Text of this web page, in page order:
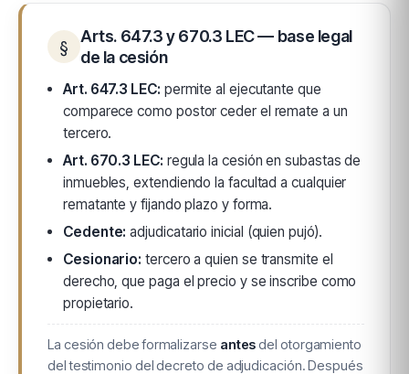
§
Arts. 647.3 y 670.3 LEC — base legal
de la cesión
Art. 647.3 LEC: permite al ejecutante que
comparece como postor ceder el remate a un
tercero.
Art. 670.3 LEC: regula la cesión en subastas de
inmuebles, extendiendo la facultad a cualquier
rematante y fijando plazo y forma.
Cedente: adjudicatario inicial (quien pujó).
Cesionario: tercero a quien se transmite el
derecho, que paga el precio y se inscribe como
propietario.
La cesión debe formalizarse antesdel otorgamiento
del testimonio del decreto de adjudicación. Después